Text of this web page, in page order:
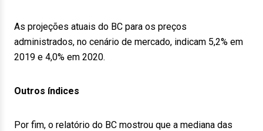
As projeções atuais do BC para os preços
administrados, no cenário de mercado, indicam 5,2% em
2019 e 4,0% em 2020.
Outros índices
Por fim, o relatório do BC mostrou que a mediana das